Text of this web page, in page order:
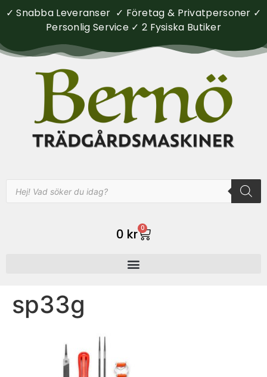
✓ Snabba Leveranser ✓ Företag & Privatpersoner ✓
Personlig Service ✓ 2 Fysiska Butiker
0 kr 0
sp33g